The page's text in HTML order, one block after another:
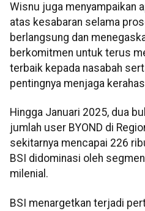
Wisnu juga menyampaikan
atas kesabaran selama
berlangsung dan
berkomitmen untuk terus
terbaik kepada nasabah
pentingnya menjaga
Hingga Januari 2025, dua
jumlah user BYOND di
sekitarnya mencapai 226
BSI didominasi oleh
milenial.
BSI menargetkan terjadi